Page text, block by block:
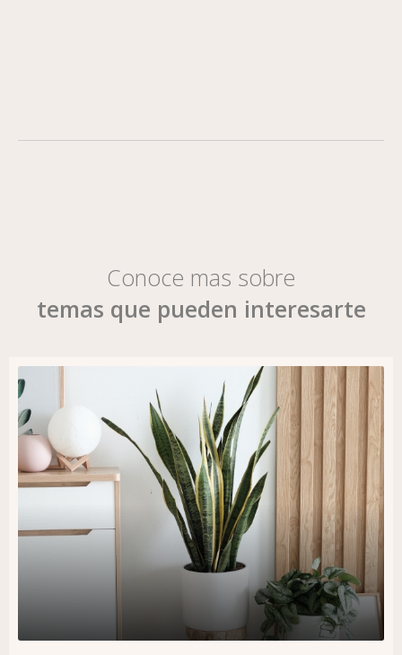
Conoce mas sobre
temas que pueden interesarte